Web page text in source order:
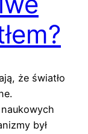
że światło
był